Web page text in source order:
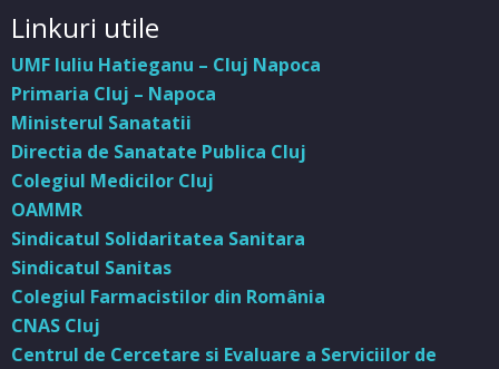
Linkuri utile
UMF Iuliu Hatieganu – Cluj Napoca
Primaria Cluj – Napoca
Ministerul Sanatatii
Directia de Sanatate Publica Cluj
Colegiul Medicilor Cluj
OAMMR
Sindicatul Solidaritatea Sanitara
Sindicatul Sanitas
Colegiul Farmacistilor din România
CNAS Cluj
Centrul de Cercetare si Evaluare a Serviciilor de